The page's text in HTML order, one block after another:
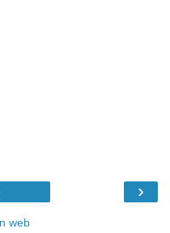
›
web